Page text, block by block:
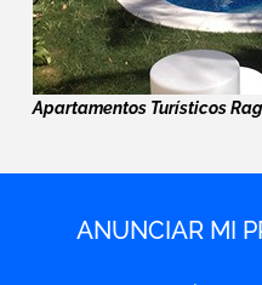
Apartamentos Turísticos
ANUNCIAR MI